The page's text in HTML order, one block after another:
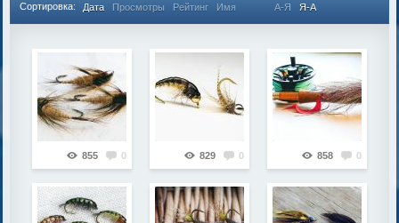
Сортировка: Дата Просмотры Рейтинг Имя А-Я Я-А
855 0 829 0 858 0